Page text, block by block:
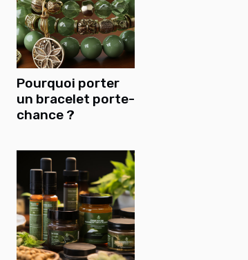
Pourquoi porter
un bracelet porte-
chance ?